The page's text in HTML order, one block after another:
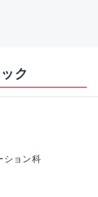
ク
ション科